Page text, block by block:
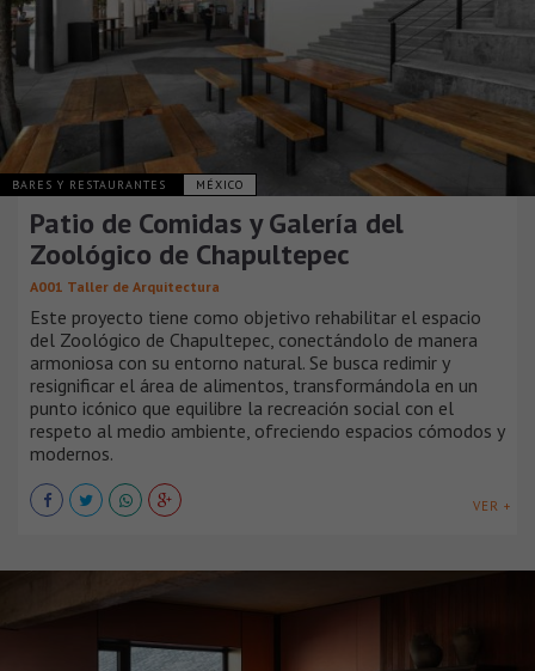
BARES Y RESTAURANTES MÉXICO
Patio de Comidas y Galería del
Zoológico de Chapultepec
A001 Taller de Arquitectura
Este proyecto tiene como objetivo rehabilitar el espacio
del Zoológico de Chapultepec, conectándolo de manera
armoniosa con su entorno natural. Se busca redimir y
resignificar el área de alimentos, transformándola en un
punto icónico que equilibre la recreación social con el
respeto al medio ambiente, ofreciendo espacios cómodos y
modernos.
VER +